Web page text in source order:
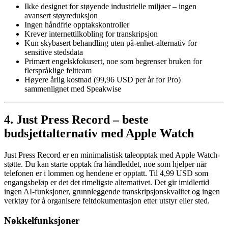
Ikke designet for støyende industrielle miljøer – ingen
avansert støyreduksjon
Ingen håndfrie opptakskontroller
Krever internettilkobling for transkripsjon
Kun skybasert behandling uten på-enhet-alternativ for
sensitive stedsdata
Primært engelskfokusert, noe som begrenser bruken for
flerspråklige feltteam
Høyere årlig kostnad (99,96 USD per år for Pro)
sammenlignet med Speakwise
4. Just Press Record – beste
budsjettalternativ med Apple Watch
Just Press Record er en minimalistisk taleopptak med Apple Watch-
støtte. Du kan starte opptak fra håndleddet, noe som hjelper når
telefonen er i lommen og hendene er opptatt. Til 4,99 USD som
engangsbeløp er det det rimeligste alternativet. Det gir imidlertid
ingen AI-funksjoner, grunnleggende transkripsjonskvalitet og ingen
verktøy for å organisere feltdokumentasjon etter utstyr eller sted.
Nøkkelfunksjoner